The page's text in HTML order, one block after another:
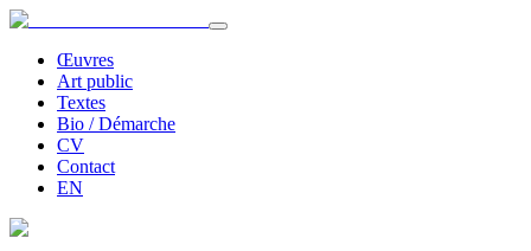
Œuvres
Art public
Textes
Bio / Démarche
CV
Contact
EN